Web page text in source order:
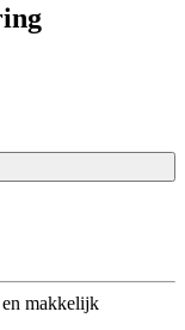
en makkelijk